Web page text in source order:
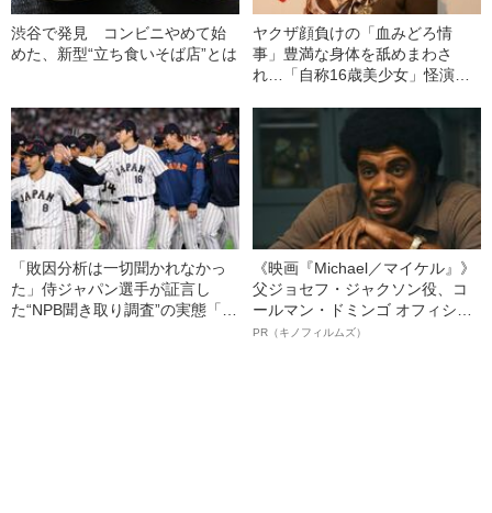
渋谷で発見 コンビニやめて始
めた、新型“立ち食いそば店”とは
ヤクザ顔負けの「血みどろ情
事」豊満な身体を舐めまわさ
れ…「自称16歳美少女」怪演
「敗因分析は一切聞かれなかっ
た」侍ジャパン選手が証言し
た“NPB聞き取り調査”の実態「選
《映画『Michael／マイケル』》
父ジョセフ・ジャクソン役、コ
ールマン・ドミンゴ オフィシャ
ルインタビュー“観客を魅了した
PR（キノフィルムズ）